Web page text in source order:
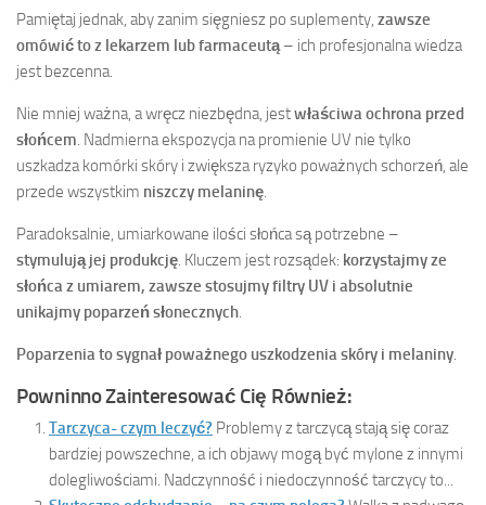
Pamiętaj jednak, aby zanim sięgniesz po suplementy, zawsze
omówić to z lekarzem lub farmaceutą– ich profesjonalna wiedza
jest bezcenna.
Nie mniej ważna, a wręcz niezbędna, jestwłaściwa ochrona przed
słońcem. Nadmierna ekspozycja na promienie UV nie tylko
uszkadza komórki skóry i zwiększa ryzyko poważnych schorzeń, ale
przede wszystkim niszczy melaninę.
Paradoksalnie, umiarkowane ilości słońca są potrzebne –
stymulują jej produkcję. Kluczem jest rozsądek: korzystajmy ze
słońca z umiarem, zawsze stosujmy filtry UV i absolutnie
unikajmy poparzeń słonecznych.
Poparzenia to sygnał poważnego uszkodzenia skóry i melaniny.
Powninno Zainteresować Cię Również:
Tarczyca- czym leczyć? Problemy z tarczycą stają się coraz
bardziej powszechne, a ich objawy mogą być mylone z innymi
dolegliwościami. Nadczynność i niedoczynność tarczycy to...